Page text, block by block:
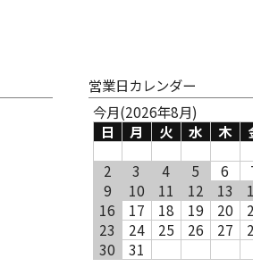
営業日カレンダー
今月(2026年8月)
日
月 火 水 木
2
3 4 5 6
9
10 11 12 13
16
17 18 19 20
23
24 25 26 27
30
31